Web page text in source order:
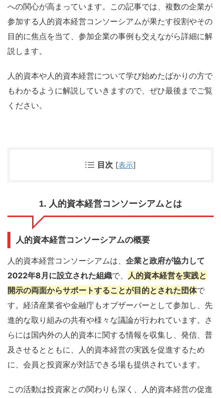
への関心が高まっています。この記事では、複数の企業が
参加する人的資本経営コンソーシアムが果たす役割やその
目的に焦点を当て、参加企業の事例も交えながら詳細に解
説します。
人的資本や人的資本経営について学び始めたばかりの方で
もわかるように解説していきますので、ぜひ最後までご覧
ください。
目次 [表示]
1. 人的資本経営コンソーシアムとは
人的資本経営コンソーシアムの概要
人的資本経営コンソーシアムは、 企業と政府が協力して
2022年8月に設立された組織で、
人的資本経営を実践と
開示の両面からサポートすることが目的とされた団体で
す。経済産業省や金融庁もオブザーバーとして参加し、先
進的な取り組みの共有や様々な議論が行われています。さ
らには国内外の人的資本に関する情報を収集し、発信、普
及させるとともに、人的資本経営の実践を促進するため
に、会員と投資家が対話できる場も提供されています。
この活動は投資家との関わりも深く、人的資本経営の促進